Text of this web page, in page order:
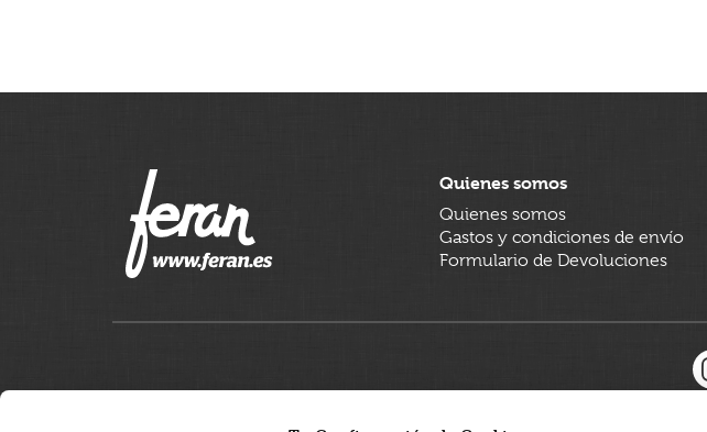
Quienes somos
Quienes somos
Gastos y condiciones de envío
Formulario de Devoluciones